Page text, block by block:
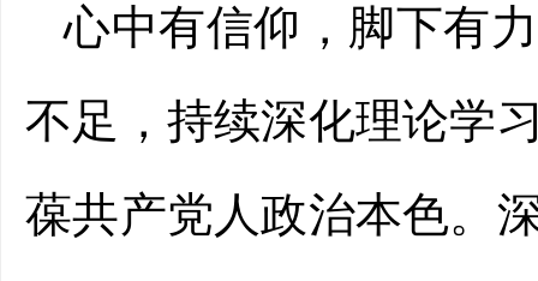
心中有信仰，脚下有
不足，持续深化理论学
葆共产党人政治本色。